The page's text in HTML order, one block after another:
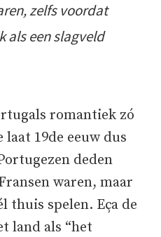
zelfs voordat
als een slagveld
romantiek zó
19de eeuw dus
deden
waren, maar
thuis spelen. Eça de
land als “het